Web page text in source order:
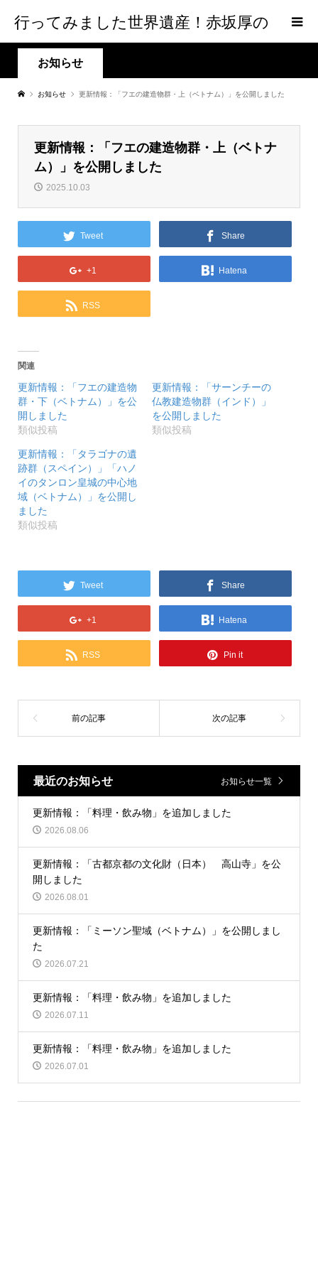
行ってみました世界遺産！赤坂厚の
world Heritage
お知らせ
お知らせ 更新情報：「フエの建造物群・上（ベトナム）」を公開しました
更新情報：「フエの建造物群・上（ベトナ
ム）」を公開しました
2025.10.03
Tweet Share
+1 Hatena
RSS
関連
更新情報：「フエの建造物
群・下（ベトナム）」を公
開しました
類似投稿
更新情報：「サーンチーの
仏教建造物群（インド）」
を公開しました
類似投稿
更新情報：「タラゴナの遺
跡群（スペイン）」「ハノ
イのタンロン皇城の中心地
域（ベトナム）」を公開し
ました
類似投稿
Tweet Share
+1 Hatena
RSS Pin it
最近のお知らせ お知らせ一覧
更新情報：「料理・飲み物」を追加しました
2026.08.06
更新情報：「古都京都の文化財（日本） 高山寺」を公
開しました
2026.08.01
更新情報：「ミーソン聖域（ベトナム）」を公開しまし
た
2026.07.21
更新情報：「料理・飲み物」を追加しました
2026.07.11
更新情報：「料理・飲み物」を追加しました
2026.07.01